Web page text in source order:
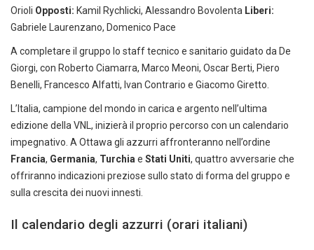
Orioli Opposti: Kamil Rychlicki, Alessandro Bovolenta Liberi:
Gabriele Laurenzano, Domenico Pace
A completare il gruppo lo staff tecnico e sanitario guidato da De
Giorgi, con Roberto Ciamarra, Marco Meoni, Oscar Berti, Piero
Benelli, Francesco Alfatti, Ivan Contrario e Giacomo Giretto.
L’Italia, campione del mondo in carica e argento nell’ultima
edizione della VNL, inizierà il proprio percorso con un calendario
impegnativo. A Ottawa gli azzurri affronteranno nell’ordine
Francia, Germania, Turchia e Stati Uniti, quattro avversarie che
offriranno indicazioni preziose sullo stato di forma del gruppo e
sulla crescita dei nuovi innesti.
Il calendario degli azzurri (orari italiani)